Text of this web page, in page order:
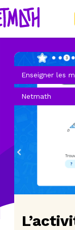
Enseigner les
Netmath